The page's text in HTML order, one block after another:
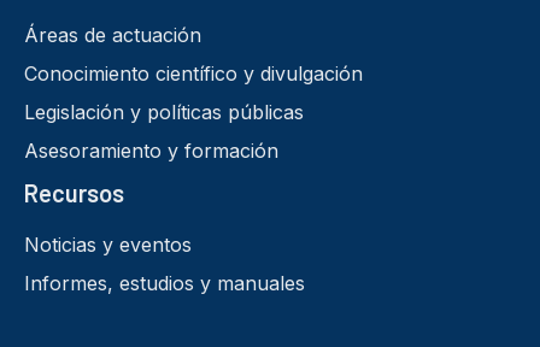
Áreas de actuación
Conocimiento científico y divulgación
Legislación y políticas públicas
Asesoramiento y formación
Recursos
Noticias y eventos
Informes, estudios y manuales